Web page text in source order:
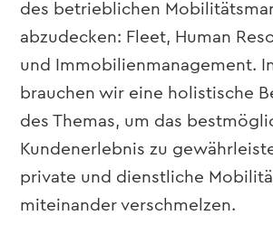
des betrieblichen
abzudecken: Fleet, Human
und Immobilienmanagement.
brauchen wir eine holistische
des Themas, um das
Kundenerlebnis zu
private und dienstliche
miteinander verschmelzen.